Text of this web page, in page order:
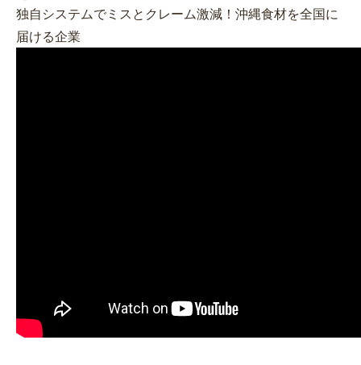
独自システムでミスとクレーム激減！沖縄食材を全国に
届ける企業